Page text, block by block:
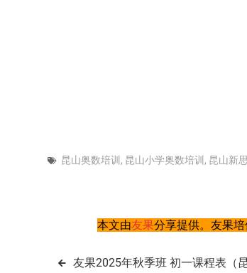
昆山奥数培训 , 昆山小学奥数培训 , 昆山新
本文由友果分享提供。友果
文 友果2025年秋季班 初一课程表（